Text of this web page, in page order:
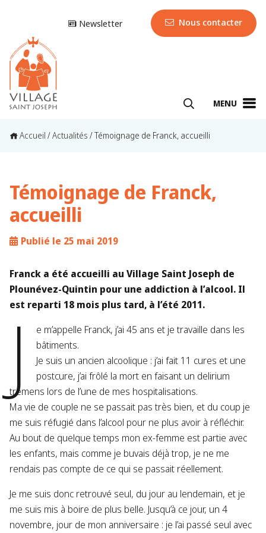
Newsletter Nous contacter
MENU
Accueil /Actualités /Témoignage de Franck, accueilli
Témoignage de Franck,
accueilli
Publié le 25 mai 2019
Franck a été accueilli au Village Saint Joseph de
Plounévez-Quintin pour une addiction à l’alcool. Il
est reparti 18 mois plus tard, à l’été 2011.
J
e m’appelle Franck, j’ai 45 ans et je travaille dans les
bâtiments.
Je suis un ancien alcoolique : j’ai fait 11 cures et une
postcure, j’ai frôlé la mort en faisant un delirium
tremens lors de l’une de mes hospitalisations.
Ma vie de couple ne se passait pas très bien, et du coup je
me suis réfugié dans l’alcool pour ne plus avoir à réfléchir.
Au bout de quelque temps mon ex-femme est partie avec
les enfants, mais comme je buvais déjà trop, je ne me
rendais pas compte de ce qui se passait réellement.
Je me suis donc retrouvé seul, du jour au lendemain, et je
me suis mis à boire de plus belle. Jusqu’à ce jour, un 4
novembre, jour de mon anniversaire : je l’ai passé seul avec